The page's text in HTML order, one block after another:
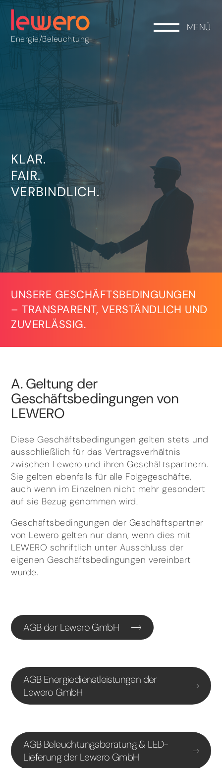
Energie/Beleuchtung
MENÜ
KLAR.
FAIR.
VERBINDLICH.
UNSERE GESCHÄFTSBEDINGUNGEN
– TRANSPARENT, VERSTÄNDLICH UND
ZUVERLÄSSIG.
A. Geltung der
Geschäftsbedingungen von
LEWERO
Diese Geschäftsbedingungen gelten stets und
ausschließlich für das Vertragsverhältnis
zwischen Lewero und ihren Geschäftspartnern.
Sie gelten ebenfalls für alle Folgegeschäfte,
auch wenn im Einzelnen nicht mehr gesondert
auf sie Bezug genommen wird.
Geschäftsbedingungen der Geschäftspartner
von Lewero gelten nur dann, wenn dies mit
LEWERO schriftlich unter Ausschluss der
eigenen Geschäftsbedingungen vereinbart
wurde.
AGB der Lewero GmbH
AGB Energiedienstleistungen der
Lewero GmbH
AGB Beleuchtungsberatung & LED-
Lieferung der Lewero GmbH